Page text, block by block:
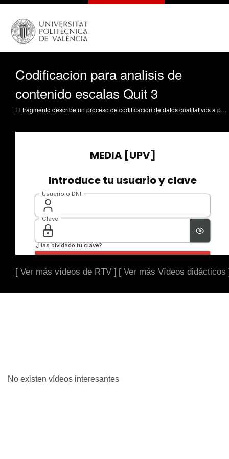
Codificacion para analisis de
contenido escalas Quit 3
El fragmento describe un proceso de codificación de datos cualitativos a partir de un artículo científico. El autor utiliza herramientas digitales como Zotero y inteligencia artificial (GPT-4) para extraer texto de imágenes de PDFs y automatizar la transcripción de información relevante, como la muestra del estudio y los ítems de una escala de medición ("tournament intention"). Se muestra cómo la eficiencia del proceso depende de la calidad del material fuente (OCR) y se destaca la importancia de la organización y la sistematización de la información extraída para facilitar la posterior codificación y etiquetado de los datos. Finalmente, el proceso culmina con la asignación de una etiqueta "fichado" al documento una vez que se ha completado la extracción de la información. ---- Voy a extraer información de otro artículo. Primero uso Control + Mayúsculas + A para copiar la cita y la pego en mi ficha de extracción. He configurado Zotero para abrir los PDFs directamente en su visor interno. Este PDF es particular porque es una imagen sin OCR, lo que significa que no puedo seleccionar el texto directamente. Me dirijo a la sección de métodos donde está la información relevante. La muestra consiste en policías de Nueva Zelanda. Para extraer el texto de la imagen: 1. Capturo la imagen de la sección relevante 2. Utilizo GPT-4 para extraer el texto de la imagen 3. Copio la información extraída en mi ficha Como son policías, marco que es servicio público, y al ser de Nueva Zelanda, indico que no está traducido al castellano. Para la escala de "turnover intention", encuentro que usa tres ítems diseñados específicamente para esta investigación. Nuevamente capturo la imagen y uso GPT-4 para extraer los ítems, solicitando específicamente que los presente sin numeración ni formato adicional. Organizo los ítems uno por línea, clonando solo las filas necesarias y manteniendo la información del autor, dejando en blanco los campos que no aplican. Marco "none" en los campos relevantes ya que no hay traducción al castellano. Encuentro una referencia a Browy y Manser donde se desarrolló originalmente la escala. La escala usa una medición de 5 puntos Likert. Aunque la referencia está dividida en dos páginas, uso GPT-4 para extraer la cita completa. Finalmente, marco el documento como fichado usando el atajo de teclado número 2, lo que lo elimina de mi lista de pendientes. Aunque este proceso es más lento por requerir la extracción de texto de imágenes, sigue siendo sistemático y efectivo.
[ Ver más vídeos de RTV ] [ Ver más Vídeos didácticos
No existen vídeos interesantes